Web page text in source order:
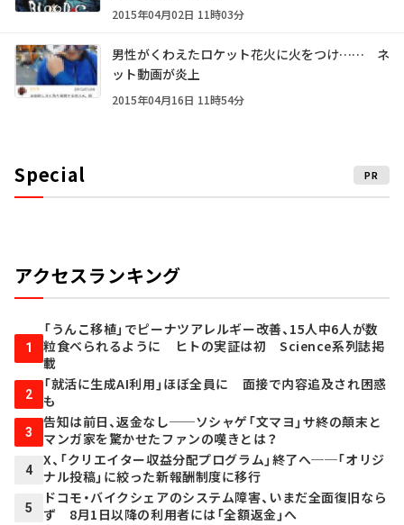
2015年04月02日 11時03分
男性がくわえたロケット花火に火をつけ…… ネ
ット動画が炎上
2015年04月16日 11時54分
Special PR
アクセスランキング
1
「うんこ移植」でピーナツアレルギー改善、15人中6人が数
粒食べられるように ヒトの実証は初 Science系列誌掲
載
2
「就活に生成AI利用」ほぼ全員に 面接で内容追及され困惑
も
3
告知は前日、返金なし──ソシャゲ「文マヨ」サ終の顛末と
マンガ家を驚かせたファンの嘆きとは？
4
X、「クリエイター収益分配プログラム」終了へ──「オリジ
ナル投稿」に絞った新報酬制度に移行
5
ドコモ・バイクシェアのシステム障害、いまだ全面復旧なら
ず 8月1日以降の利用者には「全額返金」へ